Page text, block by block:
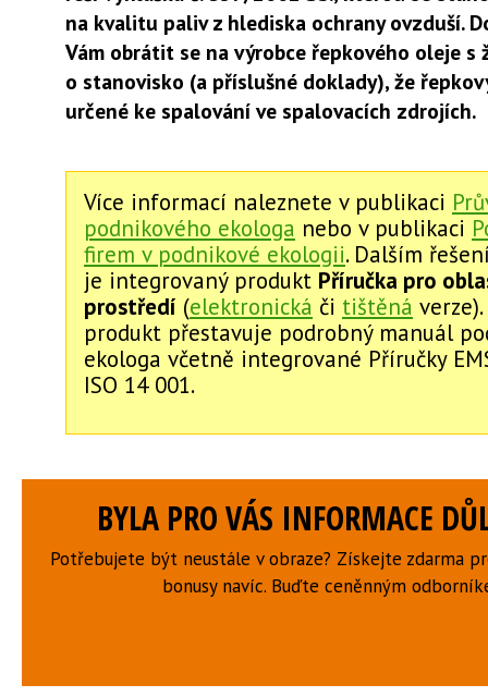
na kvalitu paliv z hlediska ochrany ovzduší.
Vám obrátit se na výrobce řepkového oleje s
o stanovisko (a příslušné doklady), že
určené ke spalování ve spalovacích zdrojích.
Více informací naleznete v publikaci
podnikového ekologa nebo v publikaci
firem v podnikové ekologii. Dalším
je integrovaný produkt Příručka pro
prostředí (elektronická či tištěná
produkt přestavuje podrobný manuál
ekologa včetně integrované Příručky
ISO 14 001.
BYLA PRO VÁS INFORMACE
Potřebujete být neustále v obraze? Získejte zdarma
bonusy navíc. Buďte ceněnným